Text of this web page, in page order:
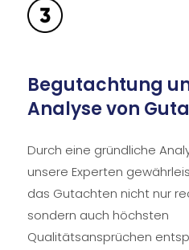
Begutachtung
Analyse von
Durch eine gründliche
unsere Experten
das Gutachten nicht nur
sondern auch höchsten
Qualitätsansprüchen